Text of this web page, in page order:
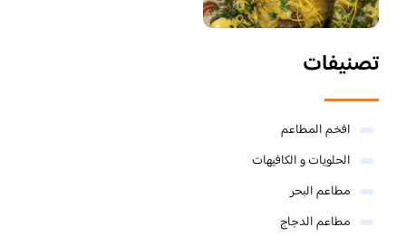
تصنيفات
افخم المطاعم
الحلويات و الكافيهات ‎
مطاعم البحر
مطاعم الدجاج